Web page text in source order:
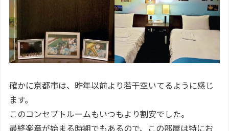
確かに京都市は、昨年以前より若干空いてるように感じ
ます。
このコンセプトルームもいつもより割安でした。
最終楽章が始まる時期でもあるので、この部屋は特にお